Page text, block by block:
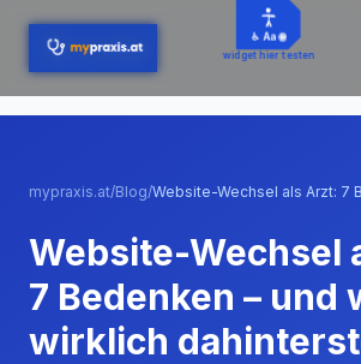
Zum Hauptinhalt springen
♿ Aa 🌐
widget hier testen
mypraxis.at/Blog/
Website-Wechsel
7 Bedenken – und
wirklich